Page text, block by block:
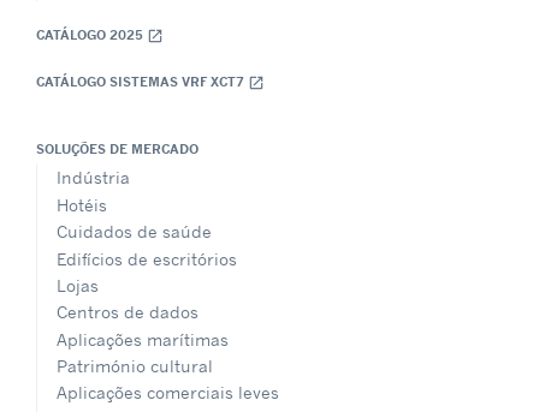
CATÁLOGO 2025 open_in_new
CATÁLOGO SISTEMAS VRF XCT7 open_in_new
SOLUÇÕES DE MERCADO
Indústria
Hotéis
Cuidados de saúde
Edifícios de escritórios
Lojas
Centros de dados
Aplicações marítimas
Património cultural
Aplicações comerciais leves